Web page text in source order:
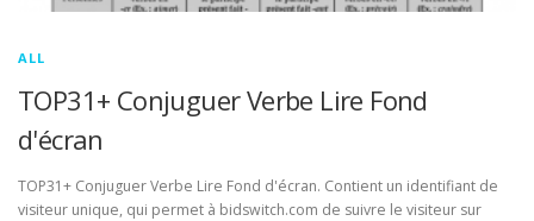
ALL
TOP31+ Conjuguer Verbe Lire Fond
d'écran
TOP31+ Conjuguer Verbe Lire Fond d'écran. Contient un identifiant de
visiteur unique, qui permet à bidswitch.com de suivre le visiteur sur